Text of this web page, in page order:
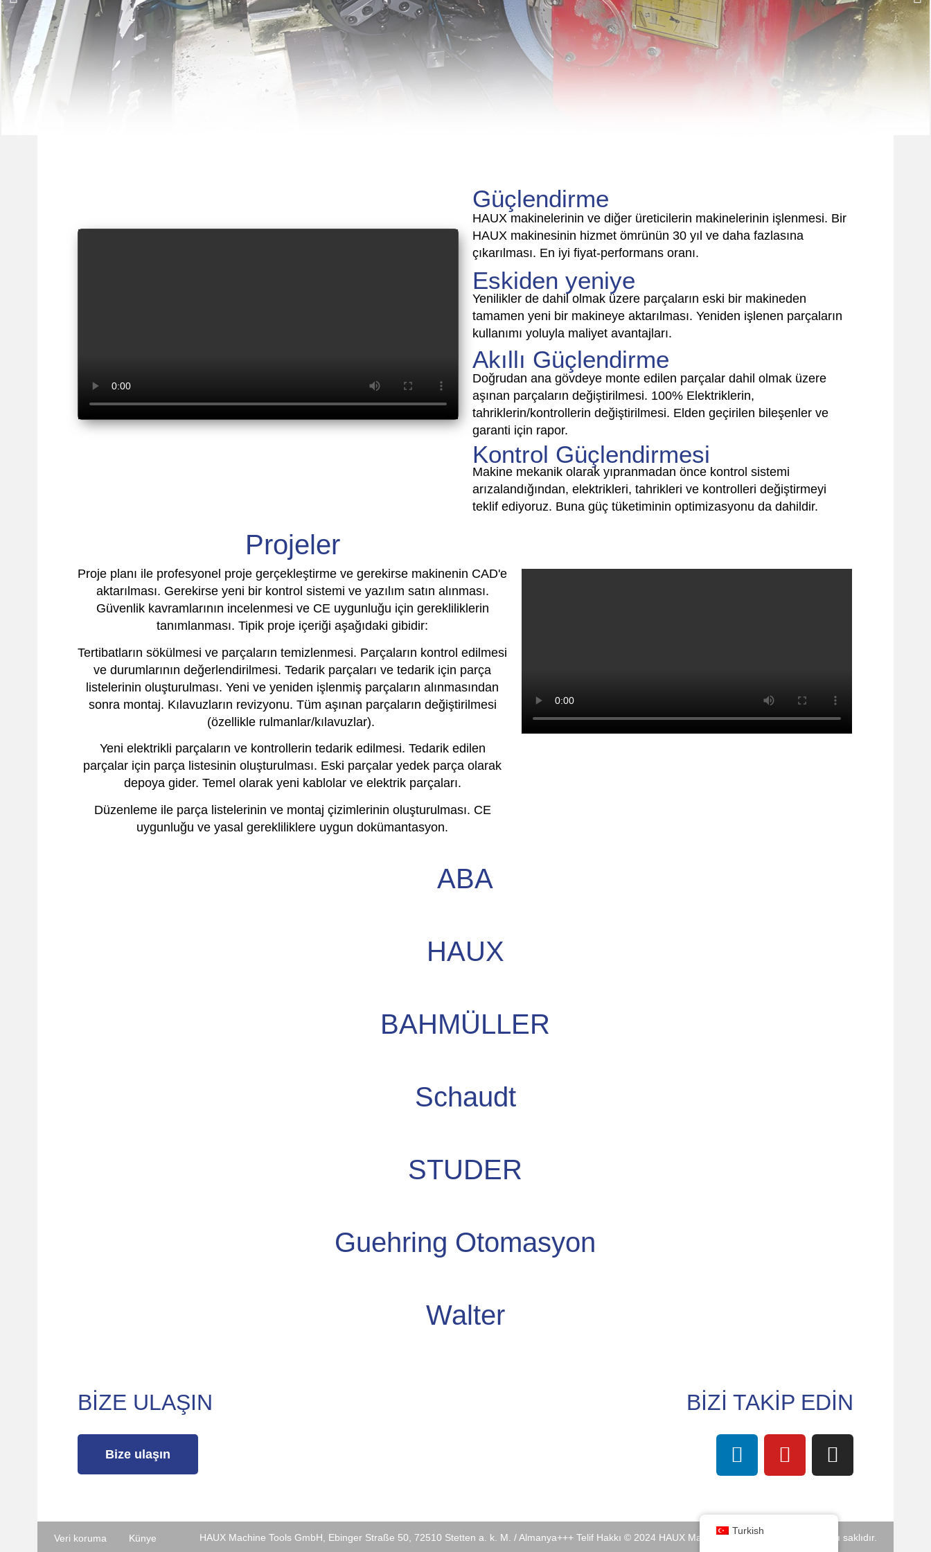
Güçlendirme
HAUX makinelerinin ve diğer üreticilerin makinelerinin işlenmesi. Bir
HAUX makinesinin hizmet ömrünün 30 yıl ve daha fazlasına
çıkarılması. En iyi fiyat-performans oranı.
Eskiden yeniye
Yenilikler de dahil olmak üzere parçaların eski bir makineden
tamamen yeni bir makineye aktarılması. Yeniden işlenen parçaların
kullanımı yoluyla maliyet avantajları.
Akıllı Güçlendirme
Doğrudan ana gövdeye monte edilen parçalar dahil olmak üzere
aşınan parçaların değiştirilmesi. 100% Elektriklerin,
tahriklerin/kontrollerin değiştirilmesi. Elden geçirilen bileşenler ve
garanti için rapor.
Kontrol Güçlendirmesi
Makine mekanik olarak yıpranmadan önce kontrol sistemi
arızalandığından, elektrikleri, tahrikleri ve kontrolleri değiştirmeyi
teklif ediyoruz. Buna güç tüketiminin optimizasyonu da dahildir.
Projeler
Proje planı ile profesyonel proje gerçekleştirme ve gerekirse makinenin CAD'e
aktarılması. Gerekirse yeni bir kontrol sistemi ve yazılım satın alınması.
Güvenlik kavramlarının incelenmesi ve CE uygunluğu için gerekliliklerin
tanımlanması. Tipik proje içeriği aşağıdaki gibidir:
Tertibatların sökülmesi ve parçaların temizlenmesi. Parçaların kontrol edilmesi
ve durumlarının değerlendirilmesi. Tedarik parçaları ve tedarik için parça
listelerinin oluşturulması. Yeni ve yeniden işlenmiş parçaların alınmasından
sonra montaj. Kılavuzların revizyonu. Tüm aşınan parçaların değiştirilmesi
(özellikle rulmanlar/kılavuzlar).
Yeni elektrikli parçaların ve kontrollerin tedarik edilmesi. Tedarik edilen
parçalar için parça listesinin oluşturulması. Eski parçalar yedek parça olarak
depoya gider. Temel olarak yeni kablolar ve elektrik parçaları.
Düzenleme ile parça listelerinin ve montaj çizimlerinin oluşturulması. CE
uygunluğu ve yasal gerekliliklere uygun dokümantasyon.
ABA
HAUX
BAHMÜLLER
Schaudt
STUDER
Guehring Otomasyon
Walter
BİZE ULAŞIN
Bize ulaşın
BİZİ TAKİP EDİN
Veri koruma Künye HAUX Machine Tools GmbH, Ebinger Straße 50, 72510 Stetten a. k. M. / Almanya+++ Telif Hakkı © 2024 HAUX Machine Tools GmbH. Tüm hakları saklıdır.
Turkish